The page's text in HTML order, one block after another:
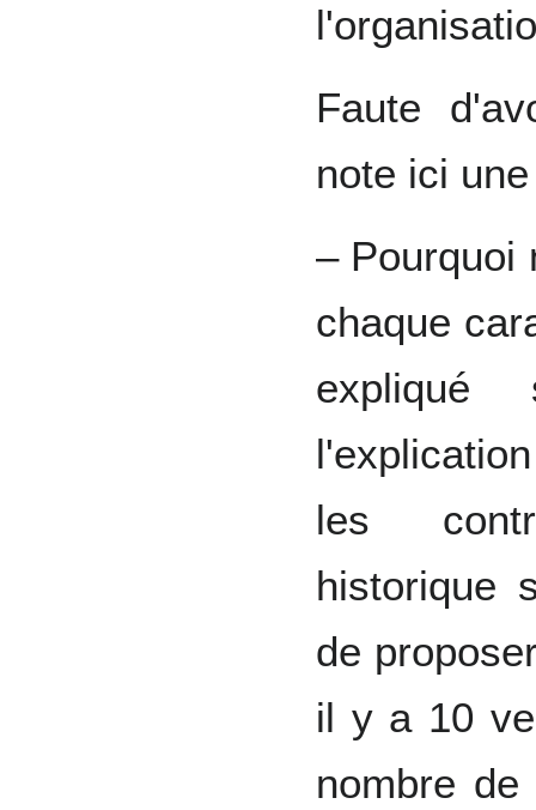
Faute
note ici
– Pourquoi
chaque
les
historique
de
il y a 10
nombre